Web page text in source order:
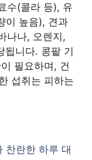
수(콜라 등), 유
이 높음), 견과
나나, 오렌지,
됩니다. 콩팥 기
필요하며, 건
섭취는 피하는
찬란한 하루 대